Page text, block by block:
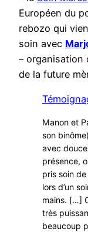
Européen du
rebozo qui
soin avec M
– organisation
de la future
Manon et
son
avec
présence,
pris soin de
lors d’un
mains. […]
très
beaucoup